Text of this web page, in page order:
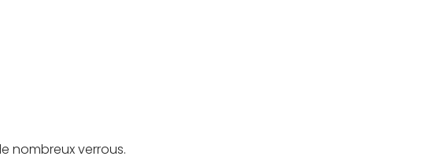
nombreux verrous.